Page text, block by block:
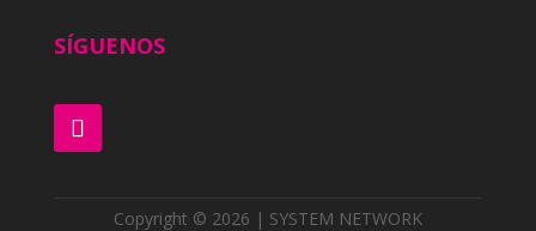
SÍGUENOS
Copyright © 2026 | SYSTEM NETWORK